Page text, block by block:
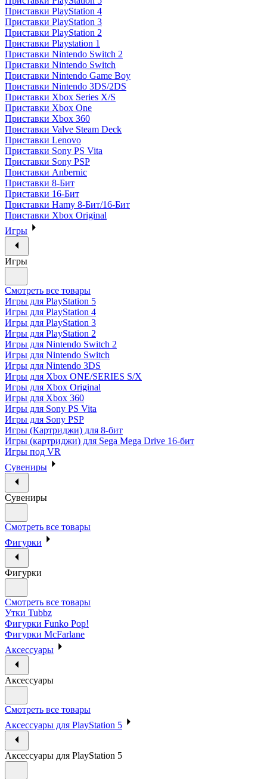
Приставки PlayStation 4
Приставки PlayStation 3
Приставки PlayStation 2
Приставки Playstation 1
Приставки Nintendo Switch 2
Приставки Nintendo Switch
Приставки Nintendo Game Boy
Приставки Nintendo 3DS/2DS
Приставки Xbox Series X/S
Приставки Xbox One
Приставки Xbox 360
Приставки Valve Steam Deck
Приставки Lenovo
Приставки Sony PS Vita
Приставки Sony PSP
Приставки Anbernic
Приставки 8-Бит
Приставки 16-Бит
Приставки Hamy 8-Бит/16-Бит
Приставки Xbox Original
Игры
Игры
Смотреть все товары
Игры для PlayStation 5
Игры для PlayStation 4
Игры для PlayStation 3
Игры для PlayStation 2
Игры для Nintendo Switch 2
Игры для Nintendo Switch
Игры для Nintendo 3DS
Игры для Xbox ONE/SERIES S/X
Игры для Xbox Original
Игры для Xbox 360
Игры для Sony PS Vita
Игры для Sony PSP
Игры (Картриджи) для 8-бит
Игры (картриджи) для Sega Mega Drive 16-бит
Игры под VR
Сувениры
Сувениры
Смотреть все товары
Фигурки
Фигурки
Смотреть все товары
Утки Tubbz
Фигурки Funko Pop!
Фигурки McFarlane
Аксессуары
Аксессуары
Смотреть все товары
Аксессуары для PlayStation 5
Аксессуары для PlayStation 5